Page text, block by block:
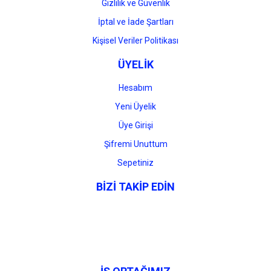
Gizlilik ve Güvenlik
İptal ve İade Şartları
Kişisel Veriler Politikası
ÜYELİK
Hesabım
Yeni Üyelik
Üye Girişi
Şifremi Unuttum
Sepetiniz
BİZİ TAKİP EDİN